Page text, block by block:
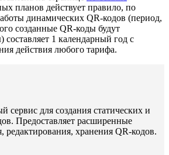
планов действует правило, по
динамических QR-кодов (период,
созданные QR-коды будут
составляет 1 календарный год с
действия любого тарифа.
сервис для создания статических и
Предоставляет расширенные
редактирования, хранения QR-кодов.